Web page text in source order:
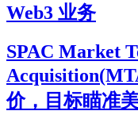
Web3 业务
SPAC Market
价，目标瞄准